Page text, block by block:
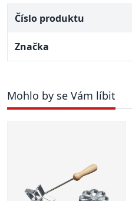
Číslo produktu
Značka
Mohlo by se Vám líbit